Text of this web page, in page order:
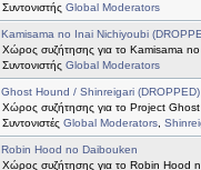
Συντονιστής Global Moderators
Kamisama no Inai Nichiyoubi
Χώρος συζήτησης για το Kamisama
Συντονιστής Global Moderators
Ghost Hound / Shinreigari (DROPPED)
Χώρος συζήτησης για το Project
Συντονιστές Global Moderators
Robin Hood no Daibouken
Χώρος συζήτησης για το Robin Hood